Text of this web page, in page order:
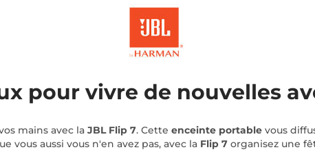
pour vivre de nouvelles
mains avec la JBL Flip 7. Cette enceinte portable vous
vous aussi vous n'en avez pas, avec la Flip 7 organisez une